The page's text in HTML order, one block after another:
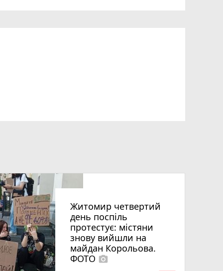
Житомир четвертий
день поспіль
протестує: містяни
знову вийшли на
майдан Корольова.
ФОТО photo_camera